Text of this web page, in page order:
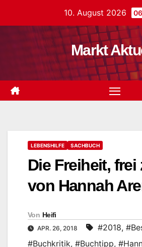
springen
10. August 2026
Markt
LEBENSHILFE SACHBUCH
Die Freiheit, frei
von Hannah
Von Heifi
APR. 26, 2018 #2018,
#Buchkritik, #Buchtipp,